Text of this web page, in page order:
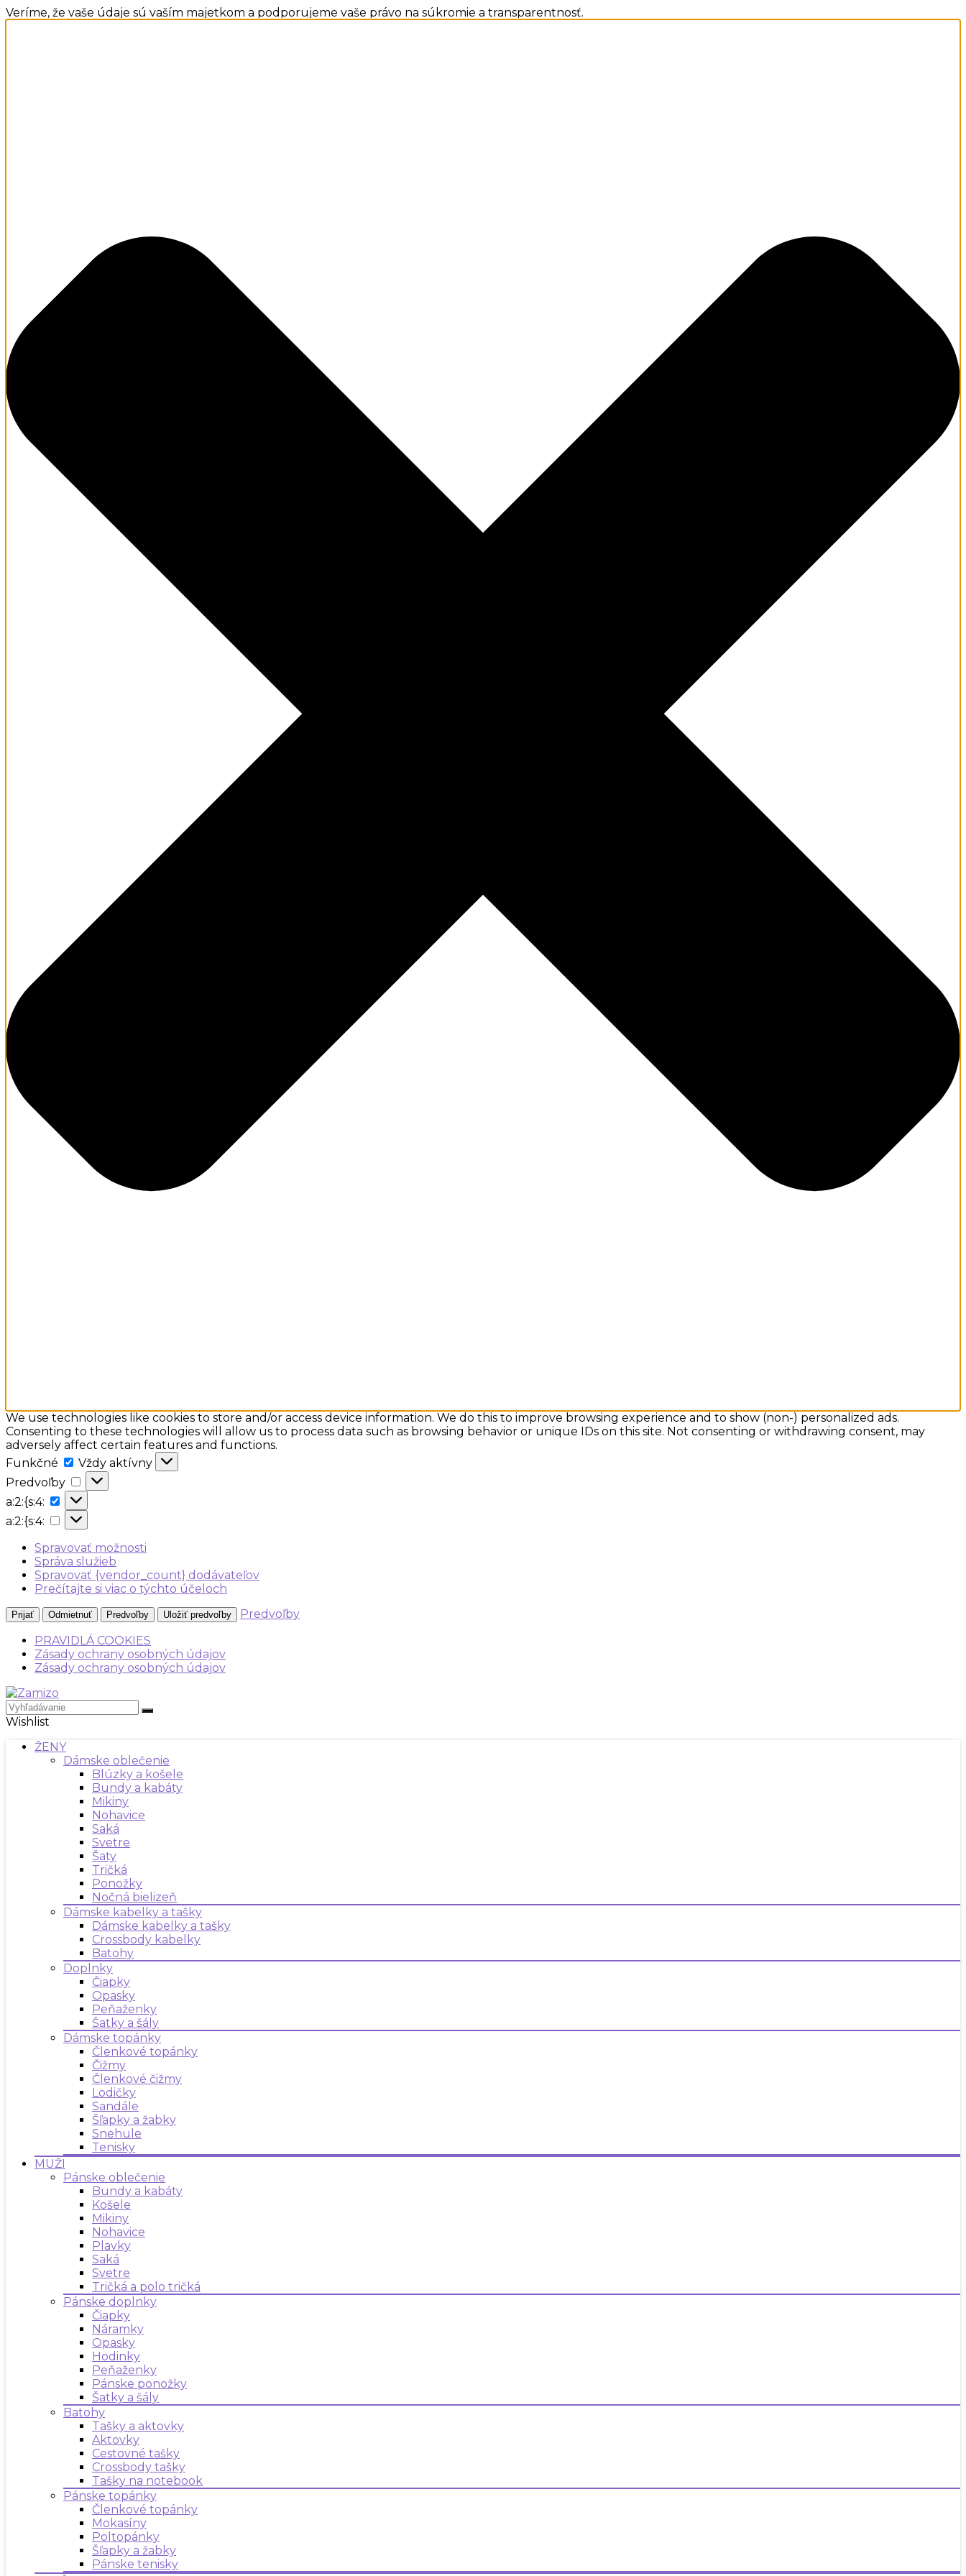
Veríme, že vaše údaje sú vaším majetkom a podporujeme vaše právo na súkromie a transparentnosť.
We use technologies like cookies to store and/or access device information. We do this to improve browsing experience and to show (non-) personalized ads.
Consenting to these technologies will allow us to process data such as browsing behavior or unique IDs on this site. Not consenting or withdrawing consent, may
adversely affect certain features and functions.
Funkčné
Funkčné
Vždy aktívny
Predvoľby
Predvoľby
a:2:{s:4:
a:2:
{s:4:
a:2:{s:4:
a:2:
{s:4:
Spravovať možnosti
Správa služieb
Spravovať {vendor_count} dodávateľov
Prečítajte si viac o týchto účeloch
Prijať Odmietnuť Predvoľby Uložiť predvoľby
Predvoľby
PRAVIDLÁ COOKIES
Zásady ochrany osobných údajov
Zásady ochrany osobných údajov
Wishlist
ŽENY
Dámske oblečenie
Blúzky a košele
Bundy a kabáty
Mikiny
Nohavice
Saká
Svetre
Šaty
Tričká
Ponožky
Nočná bielizeň
Dámske kabelky a tašky
Dámske kabelky a tašky
Crossbody kabelky
Batohy
Doplnky
Čiapky
Opasky
Peňaženky
Šatky a šály
Dámske topánky
Členkové topánky
Čižmy
Členkové čižmy
Lodičky
Sandále
Šľapky a žabky
Snehule
Tenisky
MUŽI
Pánske oblečenie
Bundy a kabáty
Košele
Mikiny
Nohavice
Plavky
Saká
Svetre
Tričká a polo tričká
Pánske doplnky
Čiapky
Náramky
Opasky
Hodinky
Peňaženky
Pánske ponožky
Šatky a šály
Batohy
Tašky a aktovky
Aktovky
Cestovné tašky
Crossbody tašky
Tašky na notebook
Pánske topánky
Členkové topánky
Mokasíny
Poltopánky
Šľapky a žabky
Pánske tenisky